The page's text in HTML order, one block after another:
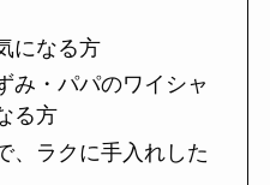
になる方
み・パパのワイシャ
る方
、ラクに手入れした